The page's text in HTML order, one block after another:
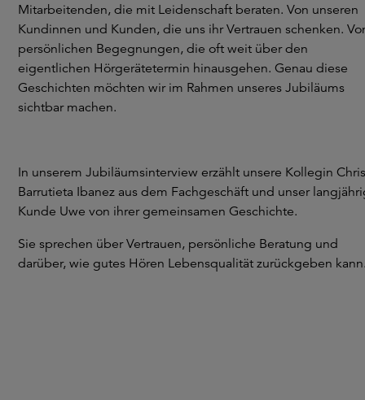
Mitarbeitenden, die mit Leidenschaft beraten. Von unseren
Kundinnen und Kunden, die uns ihr Vertrauen schenken.
persönlichen Begegnungen, die oft weit über den
eigentlichen Hörgerätetermin hinausgehen. Genau diese
Geschichten möchten wir im Rahmen unseres Jubiläums
sichtbar machen.
In unserem Jubiläumsinterview erzählt unsere Kollegin
Barrutieta Ibanez aus dem Fachgeschäft und unser
Kunde Uwe von ihrer gemeinsamen Geschichte.
Sie sprechen über Vertrauen, persönliche Beratung und
darüber, wie gutes Hören Lebensqualität zurückgeben